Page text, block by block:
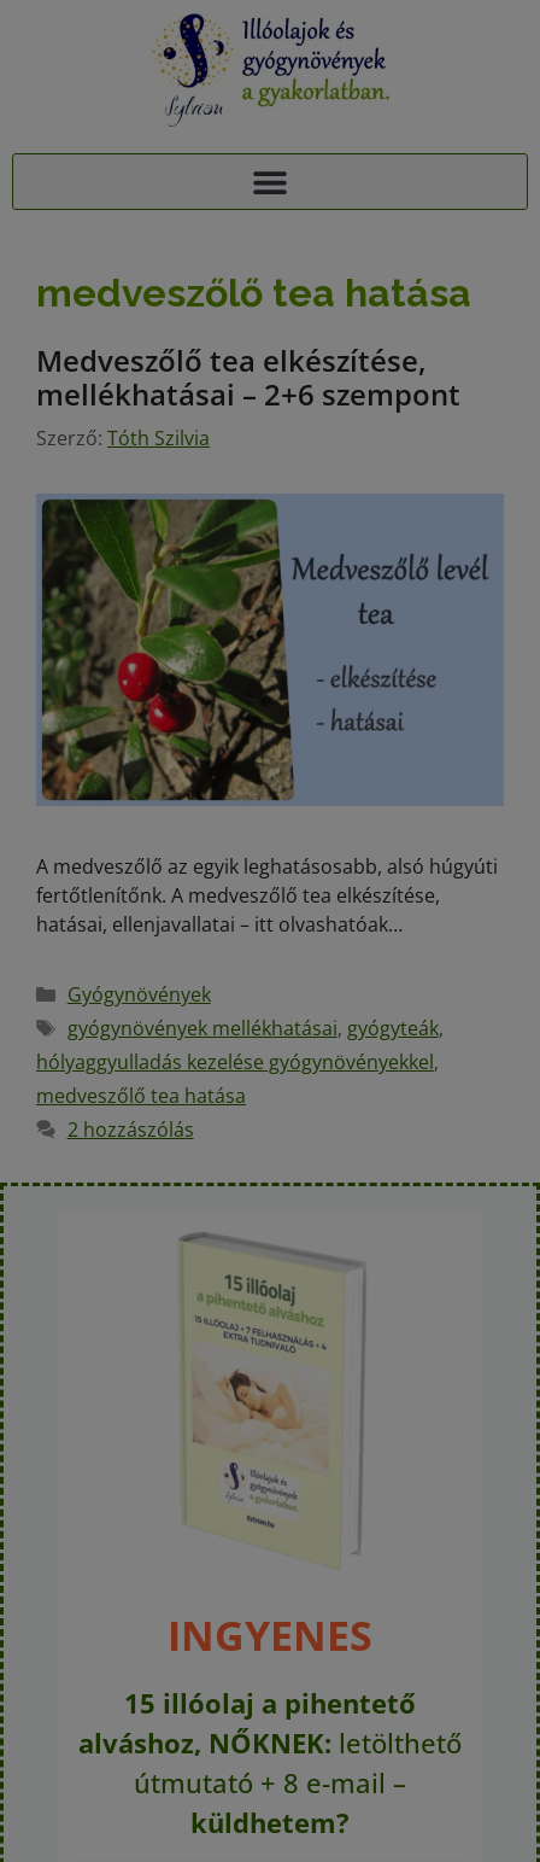
medveszőlő tea hatása
Medveszőlő tea elkészítése,
mellékhatásai – 2+6 szempont
Szerző: Tóth Szilvia
A medveszőlő az egyik leghatásosabb, alsó húgyúti
fertőtlenítőnk. A medveszőlő tea elkészítése,
hatásai, ellenjavallatai – itt olvashatóak…
Gyógynövények
gyógynövények mellékhatásai, gyógyteák,
hólyaggyulladás kezelése gyógynövényekkel,
medveszőlő tea hatása
2 hozzászólás
INGYENES
15 illóolaj a pihentető
alváshoz, NŐKNEK: letölthető
útmutató + 8 e-mail –
küldhetem?